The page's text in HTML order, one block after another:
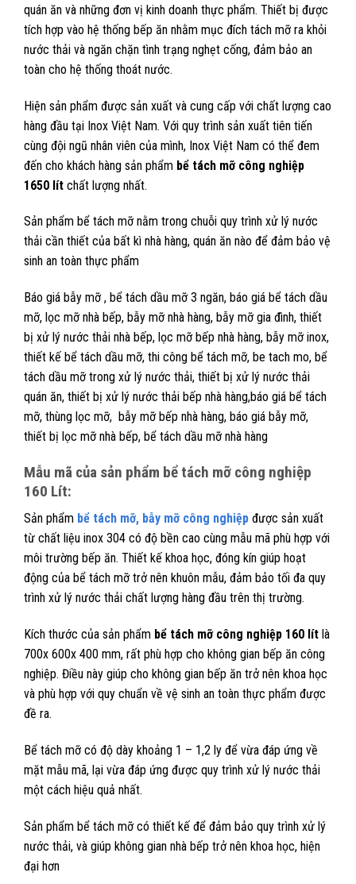
quán ăn và những đơn vị kinh doanh thực phẩm. Thiết bị được
tích hợp vào hệ thống bếp ăn nhằm mục đích tách mỡ ra khỏi
nước thải và ngăn chặn tình trạng nghẹt cống, đảm bảo an
toàn cho hệ thống thoát nước.
Hiện sản phẩm được sản xuất và cung cấp với chất lượng cao
hàng đầu tại Inox Việt Nam. Với quy trình sản xuất tiên tiến
cùng đội ngũ nhân viên của mình, Inox Việt Nam có thể đem
đến cho khách hàng sản phẩm bể tách mỡ công nghiệp
1650 lít chất lượng nhất.
Sản phẩm bể tách mỡ nằm trong chuỗi quy trình xử lý nước
thải cần thiết của bất kì nhà hàng, quán ăn nào để đảm bảo vệ
sinh an toàn thực phẩm
Báo giá bẫy mỡ , bể tách dầu mỡ 3 ngăn, báo giá bể tách dầu
mỡ, lọc mỡ nhà bếp, bẫy mỡ nhà hàng, bẫy mỡ gia đình, thiết
bị xử lý nước thải nhà bếp, lọc mỡ bếp nhà hàng, bẫy mỡ inox,
thiết kế bể tách dầu mỡ, thi công bể tách mỡ, be tach mo, bể
tách dầu mỡ trong xử lý nước thải, thiết bị xử lý nước thải
quán ăn, thiết bị xử lý nước thải bếp nhà hàng,báo giá bể tách
mỡ, thùng lọc mỡ, bẫy mỡ bếp nhà hàng, báo giá bẫy mỡ,
thiết bị lọc mỡ nhà bếp, bể tách dầu mỡ nhà hàng
Mẫu mã của sản phẩm bể tách mỡ công nghiệp
160 Lít:
Sản phẩm bể tách mỡ, bẫy mỡ công nghiệp được sản xuất
từ chất liệu inox 304 có độ bền cao cùng mẫu mã phù hợp với
môi trường bếp ăn. Thiết kế khoa học, đóng kín giúp hoạt
động của bể tách mỡ trở nên khuôn mẫu, đảm bảo tối đa quy
trình xử lý nước thải chất lượng hàng đầu trên thị trường.
Kích thước của sản phẩm bể tách mỡ công nghiệp 160 lít là
700x 600x 400 mm, rất phù hợp cho không gian bếp ăn công
nghiệp. Điều này giúp cho không gian bếp ăn trở nên khoa học
và phù hợp với quy chuẩn về vệ sinh an toàn thực phẩm được
đề ra.
Bể tách mỡ có độ dày khoảng 1 – 1,2 ly để vừa đáp ứng về
mặt mẫu mã, lại vừa đáp ứng được quy trình xử lý nước thải
một cách hiệu quả nhất.
Sản phẩm bể tách mỡ có thiết kế để đảm bảo quy trình xử lý
nước thải, và giúp không gian nhà bếp trở nên khoa học, hiện
đại hơn